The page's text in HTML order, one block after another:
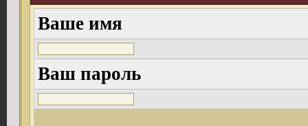
Ваше имя
Ваш пароль